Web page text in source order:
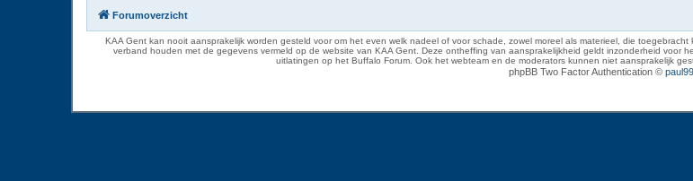
Forumoverzicht
KAA Gent kan nooit aansprakelijk worden gesteld voor om het even welk nadeel of voor schade, zowel moreel als materieel, die
verband houden met de gegevens vermeld op de website van KAA Gent. Deze ontheffing van aansprakelijkheid geldt inzonderheid voor
uitlatingen op het Buffalo Forum. Ook het webteam en de moderators kunnen niet aansprakelijk
phpBB Two Factor Authentication ©